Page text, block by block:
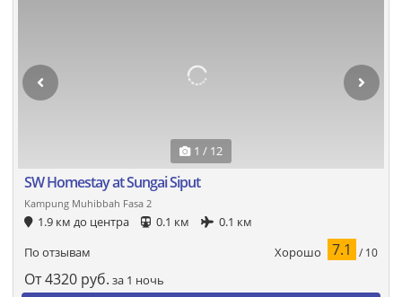
1 / 12
SW Homestay at Sungai Siput
Kampung Muhibbah Fasa 2
1.9 км до центра 0.1 км
0.1 км
По отзывам
Хорошо 7.1 / 10
От4320 руб. за 1 ночь